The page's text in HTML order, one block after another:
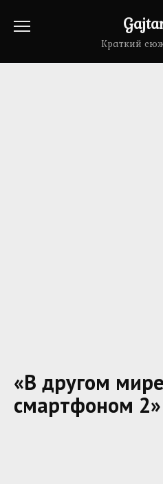
Краткий
«В другом
смартфоном 2»